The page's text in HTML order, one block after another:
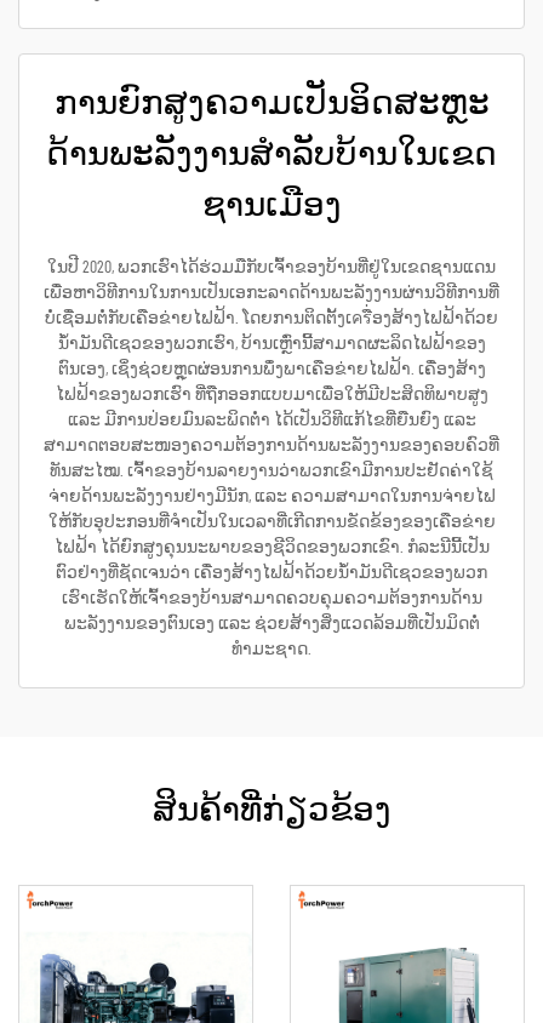
ການຍົກສູງຄວາມເປັນອິດສະຫຼະ
ດ້ານພະລັງງານສຳລັບບ້ານໃນເຂດ
ຊານເມືອງ
ໃນປີ 2020, ພວກເຮົາໄດ້ຮ່ວມມືກັບເຈົ້າຂອງບ້ານທີ່ຢູ່ໃນເຂດຊານແດນ
ເພື່ອຫາວິທີການໃນການເປັນເອກະລາດດ້ານພະລັງງານຜ່ານວິທີການທີ່
ບໍ່ເຊື່ອມຕໍ່ກັບເຄືອຂ່າຍໄຟຟ້າ. ໂດຍການຕິດຕັ້ງເครື່ອງສ້າງໄຟຟ້າດ້ວຍ
ນ້ຳມັນດີເຊວຂອງພວກເຮົາ, ບ້ານເຫຼົ່ານີ້ສາມາດຜະລິດໄຟຟ້າຂອງ
ຕົນເອງ, ເຊິ່ງຊ່ວຍຫຼຸດຜ່ອນການພຶ່ງພາເຄືອຂ່າຍໄຟຟ້າ. ເຄື່ອງສ້າງ
ໄຟຟ້າຂອງພວກເຮົາ ທີ່ຖືກອອກແບບມາເພື່ອໃຫ້ມີປະສິດທິພາບສູງ
ແລະ ມີການປ່ອຍມົນລະພິດຕ່ຳ ໄດ້ເປັນວິທີແກ້ໄຂທີ່ຍືນຍົງ ແລະ
ສາມາດຕອບສະໜອງຄວາມຕ້ອງການດ້ານພະລັງງານຂອງຄອບຄົວທີ່
ທັນສະໄໝ. ເຈົ້າຂອງບ້ານລາຍງານວ່າພວກເຂົາມີການປະຢັດຄ່າໃຊ້
ຈ່າຍດ້ານພະລັງງານຢ່າງມີນັກ, ແລະ ຄວາມສາມາດໃນການຈ່າຍໄຟ
ໃຫ້ກັບອຸປະກອນທີ່ຈຳເປັນໃນເວລາທີ່ເກີດການຂັດຂ້ອງຂອງເຄືອຂ່າຍ
ໄຟຟ້າ ໄດ້ຍົກສູງຄຸນນະພາບຂອງຊີວິດຂອງພວກເຂົາ. ກໍລະນີນີ້ເປັນ
ຕົວຢ່າງທີ່ຊັດເຈນວ່າ ເຄື່ອງສ້າງໄຟຟ້າດ້ວຍນ້ຳມັນດີເຊວຂອງພວກ
ເຮົາເຮັດໃຫ້ເຈົ້າຂອງບ້ານສາມາດຄວບຄຸມຄວາມຕ້ອງການດ້ານ
ພະລັງງານຂອງຕົນເອງ ແລະ ຊ່ວຍສ້າງສິ່ງແວດລ້ອມທີ່ເປັນມິດຕໍ່
ທຳມະຊາດ.
ສິນຄ້າທີ່ກ່ຽວຂ້ອງ